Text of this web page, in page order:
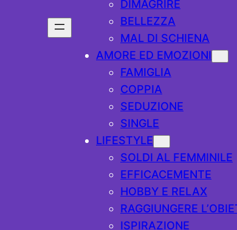
DIMAGRIRE
BELLEZZA
MAL DI SCHIENA
AMORE ED EMOZIONI
FAMIGLIA
COPPIA
SEDUZIONE
SINGLE
LIFESTYLE
SOLDI AL FEMMINILE
EFFICACEMENTE
HOBBY E RELAX
RAGGIUNGERE
ISPIRAZIONE